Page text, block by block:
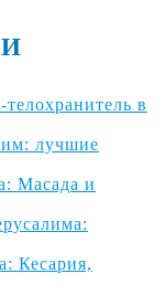
в
лучшие
Масада и
Кесария,